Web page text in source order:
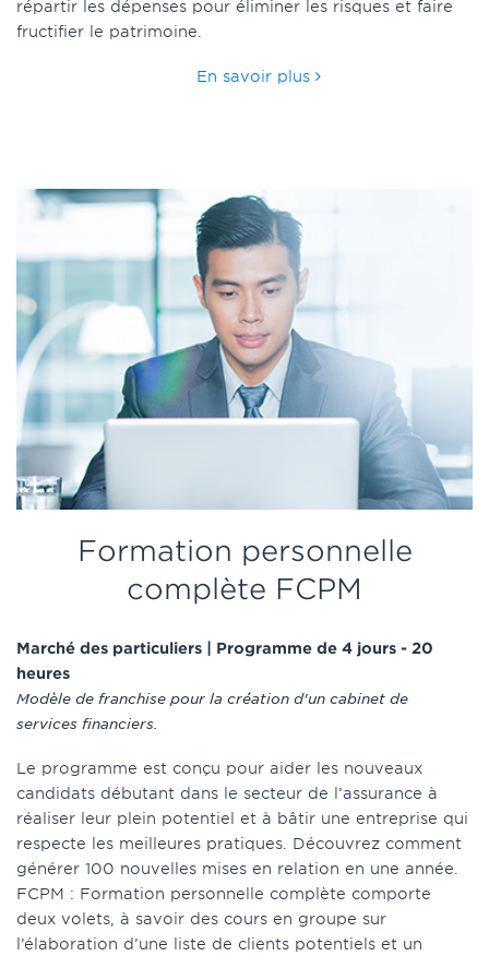
répartir les dépenses pour éliminer les risques et faire
fructifier le patrimoine.
En savoir plus
Formation personnelle
complète FCPM
Marché des particuliers | Programme de 4 jours - 20
heures
Modèle de franchise pour la création d'un cabinet de
services financiers.
Le programme est conçu pour aider les nouveaux
candidats débutant dans le secteur de l’assurance à
réaliser leur plein potentiel et à bâtir une entreprise qui
respecte les meilleures pratiques. Découvrez comment
générer 100 nouvelles mises en relation en une année.
FCPM : Formation personnelle complète comporte
deux volets, à savoir des cours en groupe sur
l’élaboration d’une liste de clients potentiels et un